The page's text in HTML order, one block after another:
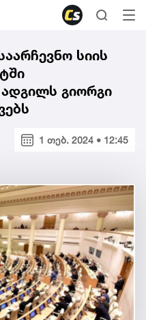
სიის
გიორგი
1 თებ. 2024 • 12:45